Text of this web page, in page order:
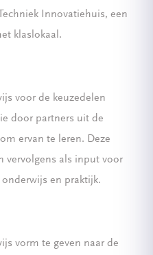
Innovatiehuis, een
klaslokaal.
voor de keuzedelen
door partners uit de
ervan te leren. Deze
vervolgens als input voor
en praktijk.
vorm te geven naar de